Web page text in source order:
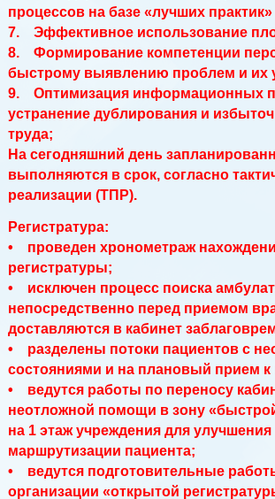
процессов на базе «лучших практик»
7. Эффективное использование
8. Формирование компетенции
быстрому выявлению проблем и их
9. Оптимизация информационных
устранение дублирования и
труда;
На сегодняшний день
выполняются в срок, согласно
реализации (ТПР).
Регистратура:
• проведен хронометраж
регистратуры;
• исключен процесс поиска
непосредственно перед приемом
доставляются в кабинет
• разделены потоки пациентов с
состояниями и на плановый прием к
• ведутся работы по переносу
неотложной помощи в зону
на 1 этаж учреждения для улучшения
маршрутизации пациента;
• ведутся подготовительные
организации «открытой